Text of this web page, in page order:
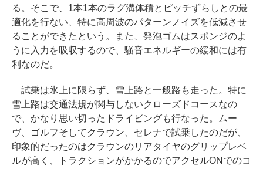
る。そこで、1本1本のラグ溝体積とピッチずらしとの最
適化を行ない、特に高周波のパターンノイズを低減させ
ることができたという。また、発泡ゴムはスポンジのよ
うに入力を吸収するので、騒音エネルギーの緩和には有
利なのだ。
試乗は氷上に限らず、雪上路と一般路も走った。特に
雪上路は交通法規が関与しないクローズドコースなの
で、かなり思い切ったドライビングも行なった。ムー
ヴ、ゴルフそしてクラウン、セレナで試乗したのだが、
印象的だったのはクラウンのリアタイヤのグリップレベ
ルが高く、トラクションがかかるのでアクセルONでのコ